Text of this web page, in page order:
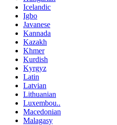
Icelandic
Igbo
Javanese
Kannada
Kazakh
Khmer
Kurdish
Kyrgyz
Latin
Latvian
Lithuanian
Luxembou..
Macedonian
Malagasy